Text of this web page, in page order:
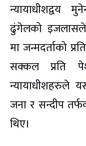
न्यायाधीशद्वय
ढुंगेलको इजलासले
मा जन्मदर्ताको
सक्कल प्रति
न्यायाधीशहरुले
जना र सन्दीप
थिए।